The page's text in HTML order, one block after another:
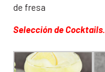
de fresa
Selección de Cocktails.